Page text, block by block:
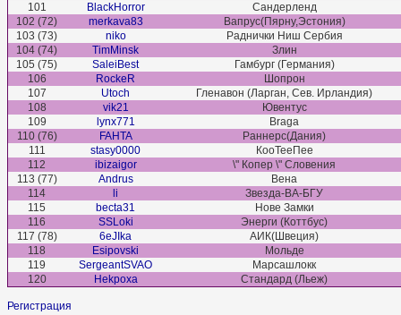
101
BlackHorror
Сандерленд
102 (72)
merkava83
Вапрус(Пярну,Эстония)
103 (73)
niko
Раднички Ниш Сербия
104 (74)
TimMinsk
Злин
105 (75)
SaleiBest
Гамбург (Германия)
106
RockeR
Шопрон
107
Utoch
Гленавон (Ларган, Сев. Ирландия)
108
vik21
Ювентус
109
lynx771
Braga
110 (76)
FAHTA
Раннерс(Дания)
111
stasy0000
КооТееПее
112
ibizaigor
\" Копер \" Словения
113 (77)
Andrus
Вена
114
li
Звезда-ВА-БГУ
115
becta31
Нове Замки
116
SSLoki
Энерги (Коттбус)
117 (78)
6eJIka
АИК(Швеция)
118
Esipovski
Мольде
119
SergeantSVAO
Марсашлокк
120
Hekpoxa Стандард (Льеж)
Регистрация